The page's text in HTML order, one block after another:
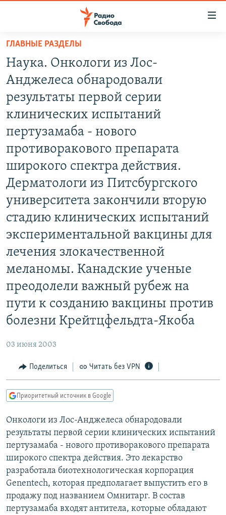
упрощенного
доступа
Вернуться
основному
содержанию
главной
навигации
Вернутся
поиску
ПОДКАСТЫ
МНЕНИЯ
КУЛЬТУРА
IDEL.РЕАЛИИ
КАВКАЗ.РЕАЛИИ
СЕВЕР.РЕАЛИИ
СИБИРЬ.РЕАЛИИ
РАСПИСАНИЕ ВЕЩАНИЯ
ПОДПИШИТЕСЬ НА РАССЫЛКУ
Все сайты РСЕ/РС
ГЛАВНЫЕ РАЗДЕЛЫ
Наука. Онкологи из Лос-
Анджелеса обнародовали
результаты первой серии
клинических испытаний
пертузамаба - нового
противоракового препарата
широкого спектра действия.
Дерматологи из Питсбургского
университета закончили вторую
стадию клинических испытаний
экспериментальной вакцины для
лечения злокачественной
меланомы. Канадские ученые
преодолели важный рубеж на
пути к созданию вакцины против
болезни Крейтцфельдта-Якоба
03 июня 2003
Поделиться Читать без VPN
Приоритетный источник в Google
Онкологи из Лос-Анджелеса обнародовали
результаты первой серии клинических испытаний
пертузамаба - нового противоракового препарата
широкого спектра действия. Это лекарство
разработала биотехнологическая корпорация
Genentech, которая предполагает выпустить его в
продажу под названием Омнитарг. В состав
пертузамаба входят антитела, которые обладают